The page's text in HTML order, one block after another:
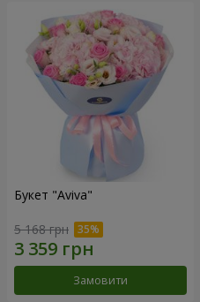
Букет "Aviva"
5 168 грн
Замовити